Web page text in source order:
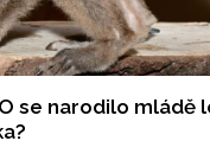
se narodilo mládě